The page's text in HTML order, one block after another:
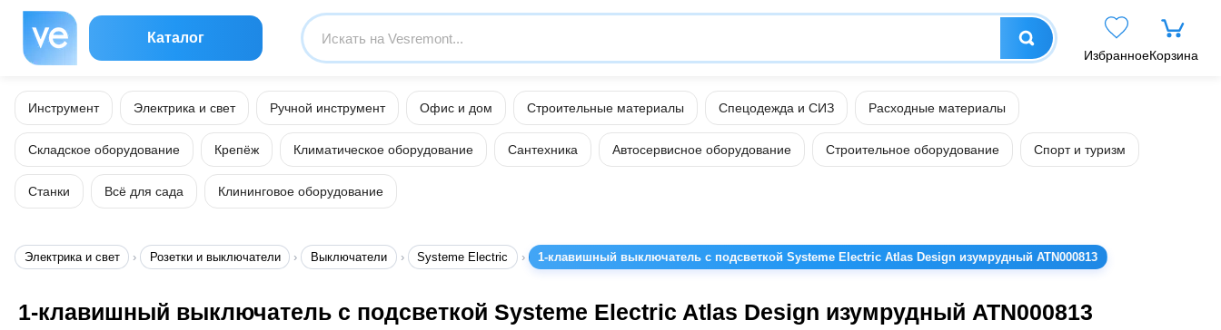
Каталог
ИзбранноеКорзина
Инструмент Электрика и свет Ручной инструмент Офис и дом Строительные материалы Спецодежда и СИЗ Расходные материалы
Складское оборудование Крепёж Климатическое оборудование Сантехника Автосервисное оборудование Строительное оборудование Спорт и туризм
Станки Всё для сада Клининговое оборудование
Электрика и свет Розетки и выключатели Выключатели Systeme Electric 1-клавишный выключатель с подсветкой Systeme Electric Atlas Design изумрудный ATN000813
1-клавишный выключатель с подсветкой Systeme Electric Atlas Design изумрудный ATN000813